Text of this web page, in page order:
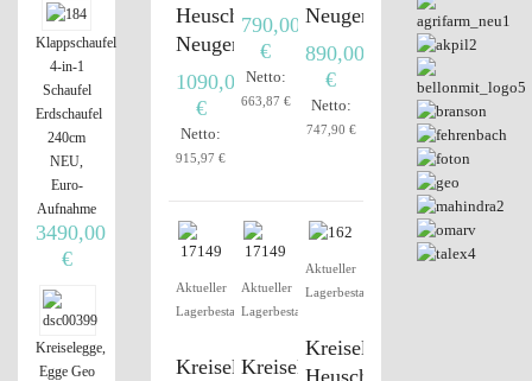
Heuschwader
Neugerät
1090,00
€
Netto:
915,97 €
790,00
€
Netto:
663,87 €
Neugerät
890,00
€
Netto:
747,90 €
Aktueller
Lagerbestand
Kreiselschwader,
Aktueller
Lagerbestand
Kreiselschwader,
Aktueller
Lagerbestand
Kreiselschwader,
Heuschwader
Klappschaufel
4-in-1
Schaufel
Erdschaufel
240cm
NEU,
Euro-
Aufnahme
3490,00
€
Kreiselegge,
Egge Geo